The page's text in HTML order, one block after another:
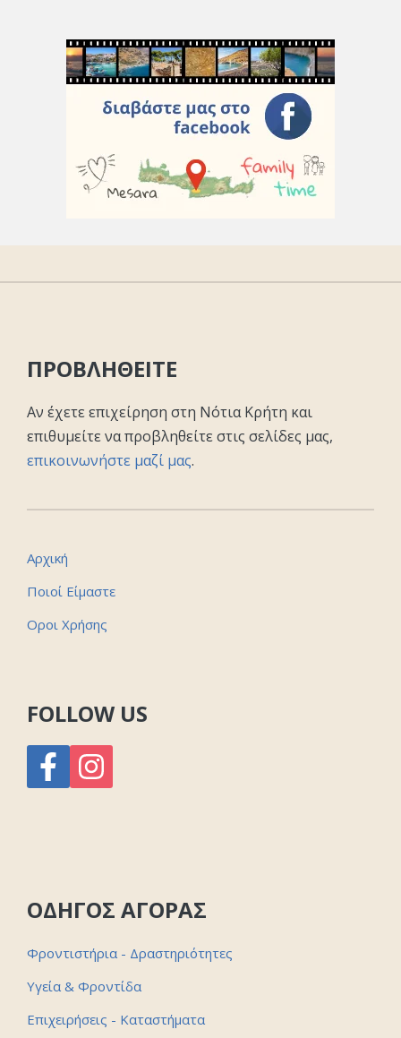
ΠΡΟΒΛΗΘΕΙΤΕ
Αν έχετε επιχείρηση στη Νότια Κρήτη και
επιθυμείτε να προβληθείτε στις σελίδες μας,
επικοινωνήστε μαζί μας.
Αρχική
Ποιοί Είμαστε
Οροι Χρήσης
FOLLOW US
ΟΔΗΓΟΣ ΑΓΟΡΑΣ
Φροντιστήρια - Δραστηριότητες
Υγεία & Φροντίδα
Επιχειρήσεις - Καταστήματα